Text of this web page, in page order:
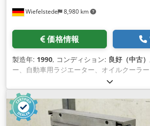
Wiefelstede 8,980 km
価格情報
製造年: 1990, コンディション: 良好（中古）
ー、自動車用ラジエーター、オイルクーラ
カー: AKG、スクリューコンプレッサーBoge
らの軽金属オイル/エアクーラー -タイプ：
力：最大15 bar -寸法：650/360/H550 mm
Ejrf -重量：40 kg